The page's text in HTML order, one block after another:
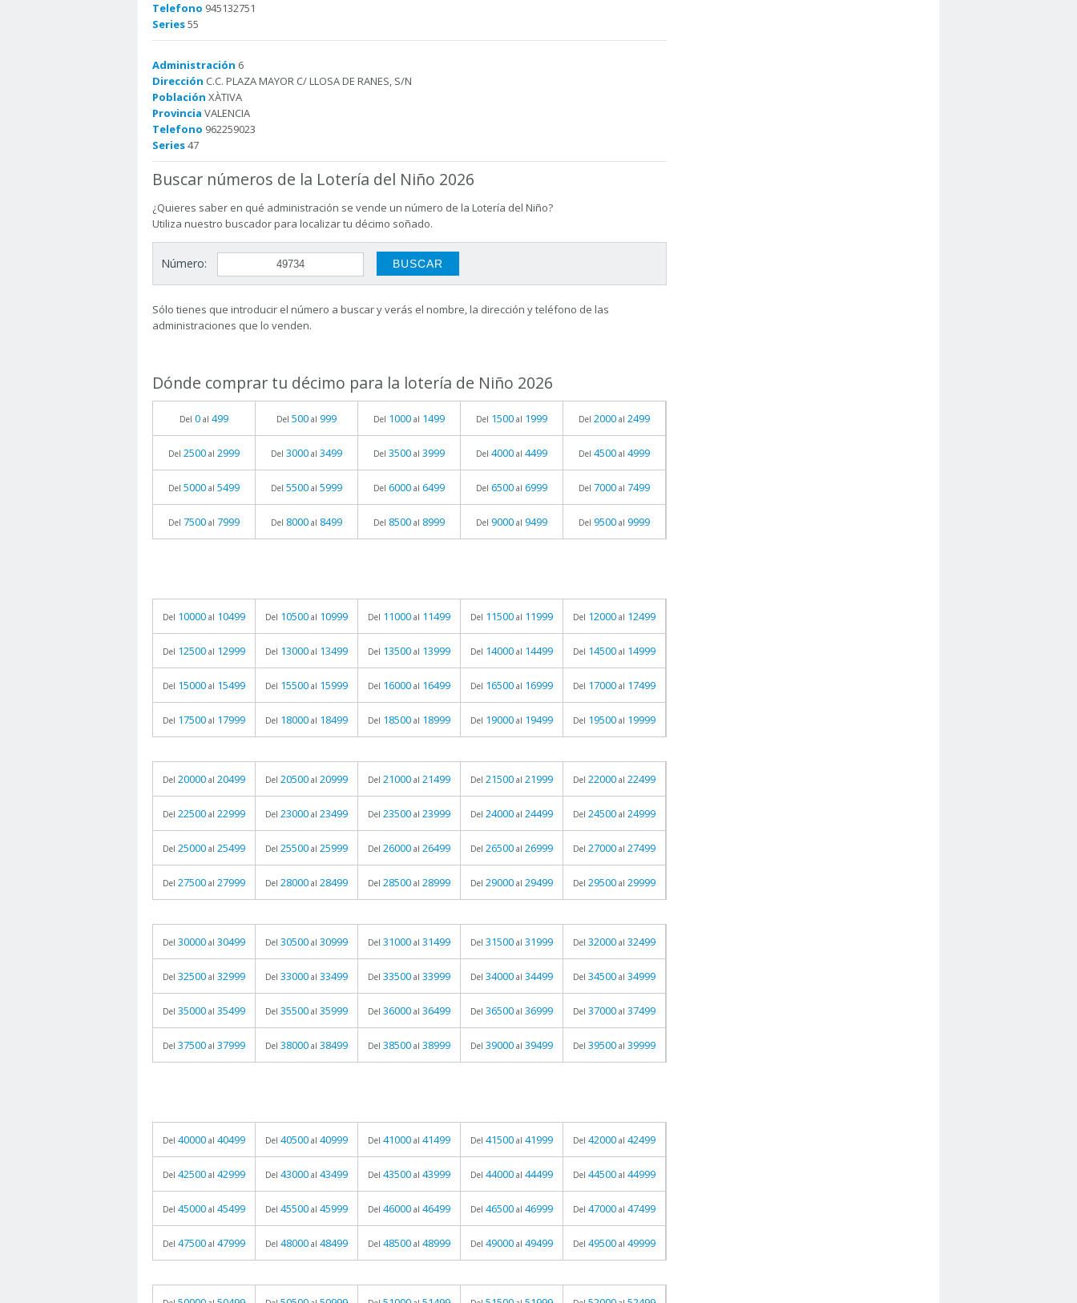
Telefono 945132751
Series55
Administración 6
Dirección C.C. PLAZA MAYOR C/ LLOSA DE RANES, S/N
Población XÀTIVA
Provincia VALENCIA
Telefono 962259023
Series47
Buscar números de la Lotería del Niño 2026
¿Quieres saber en qué administración se vende un número de la Lotería del Niño?
Utiliza nuestro buscador para localizar tu décimo soñado.
Número:
Sólo tienes que introducir el número a buscar y verás el nombre, la dirección y teléfono de las
administraciones que lo venden.
Dónde comprar tu décimo para la lotería de Niño 2026
Del 0 al 499 Del 500 al 999 Del 1000 al 1499 Del 1500 al 1999 Del 2000 al 2499
Del 2500 al 2999 Del 3000 al 3499 Del 3500 al 3999 Del 4000 al 4499 Del 4500 al 4999
Del 5000 al 5499 Del 5500 al 5999 Del 6000 al 6499 Del 6500 al 6999 Del 7000 al 7499
Del 7500 al 7999 Del 8000 al 8499 Del 8500 al 8999 Del 9000 al 9499 Del 9500 al 9999
Del 10000 al 10499 Del 10500 al 10999 Del 11000 al 11499 Del 11500 al 11999 Del 12000 al 12499
Del 12500 al 12999 Del 13000 al 13499 Del 13500 al 13999 Del 14000 al 14499 Del 14500 al 14999
Del 15000 al 15499 Del 15500 al 15999 Del 16000 al 16499 Del 16500 al 16999 Del 17000 al 17499
Del 17500 al 17999 Del 18000 al 18499 Del 18500 al 18999 Del 19000 al 19499 Del 19500 al 19999
Del 20000 al 20499 Del 20500 al 20999 Del 21000 al 21499 Del 21500 al 21999 Del 22000 al 22499
Del 22500 al 22999 Del 23000 al 23499 Del 23500 al 23999 Del 24000 al 24499 Del 24500 al 24999
Del 25000 al 25499 Del 25500 al 25999 Del 26000 al 26499 Del 26500 al 26999 Del 27000 al 27499
Del 27500 al 27999 Del 28000 al 28499 Del 28500 al 28999 Del 29000 al 29499 Del 29500 al 29999
Del 30000 al 30499 Del 30500 al 30999 Del 31000 al 31499 Del 31500 al 31999 Del 32000 al 32499
Del 32500 al 32999 Del 33000 al 33499 Del 33500 al 33999 Del 34000 al 34499 Del 34500 al 34999
Del 35000 al 35499 Del 35500 al 35999 Del 36000 al 36499 Del 36500 al 36999 Del 37000 al 37499
Del 37500 al 37999 Del 38000 al 38499 Del 38500 al 38999 Del 39000 al 39499 Del 39500 al 39999
Del 40000 al 40499 Del 40500 al 40999 Del 41000 al 41499 Del 41500 al 41999 Del 42000 al 42499
Del 42500 al 42999 Del 43000 al 43499 Del 43500 al 43999 Del 44000 al 44499 Del 44500 al 44999
Del 45000 al 45499 Del 45500 al 45999 Del 46000 al 46499 Del 46500 al 46999 Del 47000 al 47499
Del 47500 al 47999 Del 48000 al 48499 Del 48500 al 48999 Del 49000 al 49499 Del 49500 al 49999